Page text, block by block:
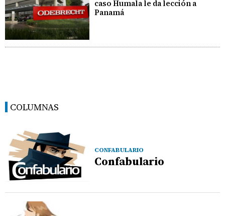
caso Humala le da lección a
Panamá
COLUMNAS
CONFABULARIO
Confabulario